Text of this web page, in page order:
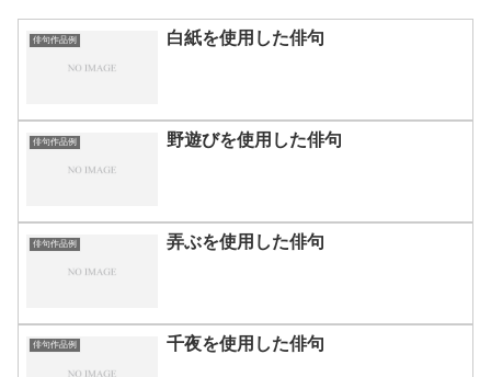
俳句作品例 白紙を使用した俳句
俳句作品例 野遊びを使用した俳句
俳句作品例 弄ぶを使用した俳句
俳句作品例 千夜を使用した俳句